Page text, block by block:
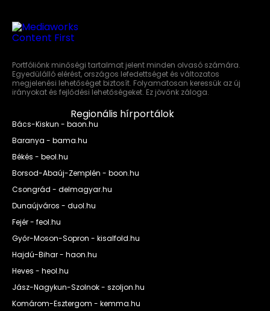
Portfóliónk minőségi tartalmat jelent minden olvasó számára.
Egyedülálló elérést, országos lefedettséget és változatos
megjelenési lehetőséget biztosít. Folyamatosan keressük az új
irányokat és fejlődési lehetőségeket. Ez jövőnk záloga.
Regionális hírportálok
Bács-Kiskun - baon.hu
Baranya - bama.hu
Békés - beol.hu
Borsod-Abaúj-Zemplén - boon.hu
Csongrád - delmagyar.hu
Dunaújváros - duol.hu
Fejér - feol.hu
Győr-Moson-Sopron - kisalfold.hu
Hajdú-Bihar - haon.hu
Heves - heol.hu
Jász-Nagykun-Szolnok - szoljon.hu
Komárom-Esztergom - kemma.hu